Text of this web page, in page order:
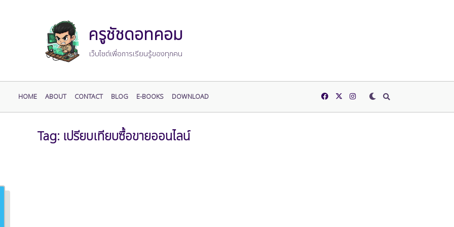
ครูชัชดอทคอม
เว็บไซต์เพื่อการเรียนรู้ของทุกคน
HOME ABOUT CONTACT BLOG E-BOOKS DOWNLOAD
Tag: เปรียบเทียบซื้อขายออนไลน์